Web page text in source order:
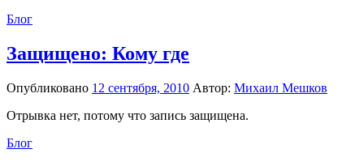
Блог
Защищено: Кому где
Опубликовано 12 сентября, 2010 Автор: Михаил Мешков
Отрывка нет, потому что запись защищена.
Блог